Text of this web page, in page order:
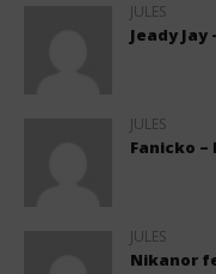
JULES
Jeady
JULES
Fanicko –
JULES
Nikanor